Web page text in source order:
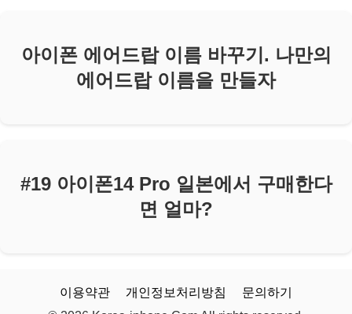
아이폰 에어드랍 이름 바꾸기. 나만의
에어드랍 이름을 만들자
#19 아이폰14 Pro 일본에서 구매한다
면 얼마?
이용약관 개인정보처리방침
문의하기